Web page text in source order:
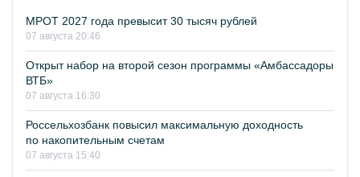
МРОТ 2027 года превысит 30 тысяч рублей
07 августа 20:46
Открыт набор на второй сезон программы «Амбассадоры
ВТБ»
07 августа 16:30
Россельхозбанк повысил максимальную доходность
по накопительным счетам
07 августа 15:40